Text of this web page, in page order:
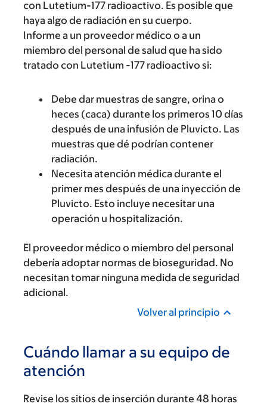
con Lutetium-177 radioactivo. Es posible que
haya algo de radiación en su cuerpo.
Informe a un proveedor médico o a un
miembro del personal de salud que ha sido
tratado con Lutetium -177 radioactivo si:
Debe dar muestras de sangre, orina o
heces (caca) durante los primeros 10 días
después de una infusión de Pluvicto. Las
muestras que dé podrían contener
radiación.
Necesita atención médica durante el
primer mes después de una inyección de
Pluvicto. Esto incluye necesitar una
operación u hospitalización.
El proveedor médico o miembro del personal
debería adoptar normas de bioseguridad. No
necesitan tomar ninguna medida de seguridad
adicional.
Volver al principio
Cuándo llamar a su equipo de
atención
Revise los sitios de inserción durante 48 horas